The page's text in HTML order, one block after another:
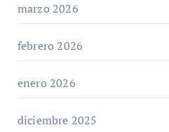
marzo 2026
febrero 2026
enero 2026
diciembre 2025